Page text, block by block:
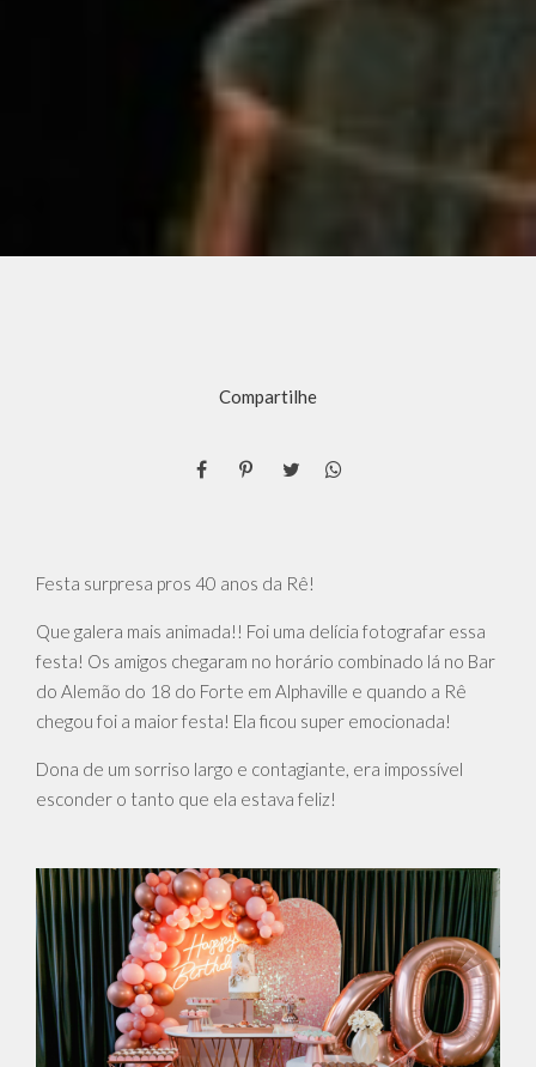
Compartilhe
Festa surpresa pros 40 anos da Rê!
Que galera mais animada!! Foi uma delícia fotografar essa
festa! Os amigos chegaram no horário combinado lá no Bar
do Alemão do 18 do Forte em Alphaville e quando a Rê
chegou foi a maior festa! Ela ficou super emocionada!
Dona de um sorriso largo e contagiante, era impossível
esconder o tanto que ela estava feliz!